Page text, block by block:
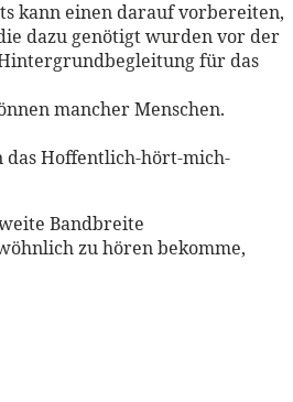
kann einen darauf vorbereiten,
dazu genötigt wurden vor der
für das
mancher Menschen.
das Hoffentlich-hört-mich-
Bandbreite
zu hören bekomme,